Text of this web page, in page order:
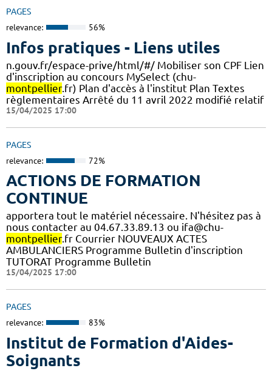
PAGES
relevance: 56%
Infos pratiques - Liens utiles
n.gouv.fr/espace-prive/html/#/ Mobiliser son CPF Lien
d'inscription au concours MySelect (chu-
montpellier.fr) Plan d'accès à l'institut Plan Textes
règlementaires Arrêté du 11 avril 2022 modifié relatif
15/04/2025 17:00
PAGES
relevance: 72%
ACTIONS DE FORMATION
CONTINUE
apportera tout le matériel nécessaire. N'hésitez pas à
nous contacter au 04.67.33.89.13 ou ifa@chu-
montpellier.fr Courrier NOUVEAUX ACTES
AMBULANCIERS Programme Bulletin d'inscription
TUTORAT Programme Bulletin
15/04/2025 17:00
PAGES
relevance: 83%
Institut de Formation d'Aides-
Soignants